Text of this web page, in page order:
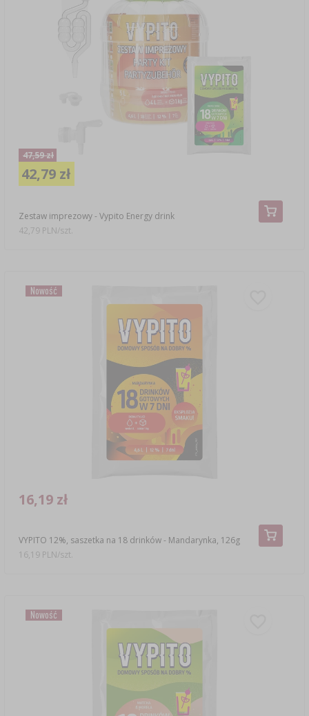
Zestaw imprezowy - Vypito Energy drink
47,59 zł
42,79 zł
42,79 PLN/szt.
Nowość
VYPITO 12%, saszetka na 18 drinków - Mandarynka, 126g
16,19 zł
16,19 PLN/szt.
Nowość